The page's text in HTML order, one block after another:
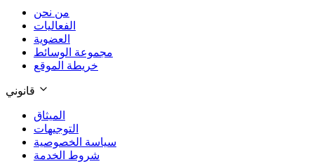
من نحن
الفعاليات
العضوية
مجموعة الوسائط
خريطة الموقع
قانوني
الميثاق
التوجيهات
سياسة الخصوصية
شروط الخدمة